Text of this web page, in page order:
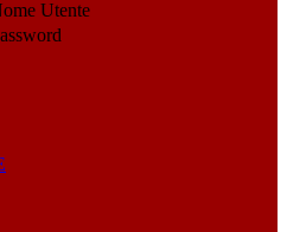
Utente